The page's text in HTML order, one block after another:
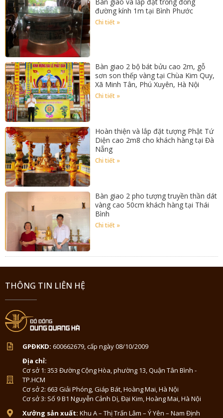
đường kính 1m tại Bình Phước
Chi tiết »
Bàn giao 2 bộ bát bửu cao 2m, gỗ
sơn son thếp vàng tại Chùa Kim Quy,
Xã Minh Tân, Phú Xuyên, Hà Nội
Chi tiết »
Hoàn thiện và lắp đặt tượng Phật Tứ
Diện cao 2m8 cho khách hàng tại Đà
Nẵng
Chi tiết »
Bàn giao 2 pho tượng truyền thần dát
vàng cao 50cm khách hàng tại Thái
Bình
Chi tiết »
THÔNG TIN LIÊN HỆ
GPĐKKD: 600662679, cấp ngày 08/10/2009
Địa chỉ:
Cơ sở 1: 353 Đường Cộng Hòa, phường 13, Quận Tân Bình -
TP.HCM
Cơ sở 2: 663 Giải Phóng, Giáp Bát, Hoàng Mai, Hà Nội
Cơ sở 3: Số 9 B1 Nguyễn Cảnh Dị, Đại Kim, Hoàng Mai, Hà Nội
Xưởng sản xuất: Khu A – Thị Trấn Lâm – Ý Yên – Nam Định